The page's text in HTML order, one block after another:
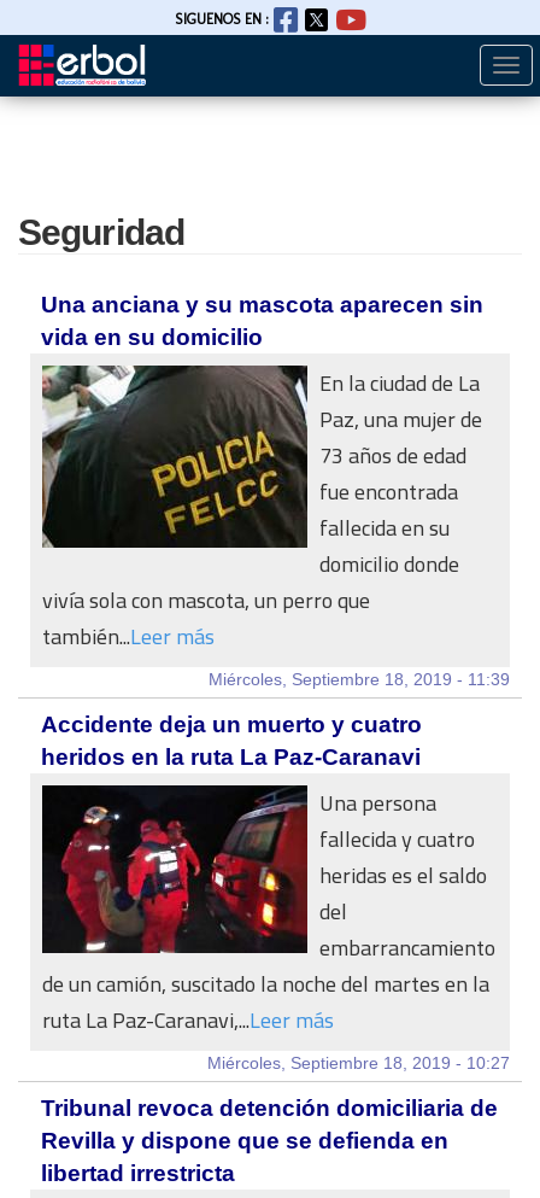
Pasar
SIGUENOS EN :
Seguridad
Una anciana y su mascota aparecen sin
vida en su domicilio
En la ciudad de La
Paz, una mujer de
73 años de edad
fue encontrada
fallecida en su
domicilio donde
vivía sola con mascota, un perro que
también...Leer más
Miércoles, Septiembre 18, 2019 - 11:39
Accidente deja un muerto y cuatro
heridos en la ruta La Paz-Caranavi
Una persona
fallecida y cuatro
heridas es el saldo
del
embarrancamiento
de un camión, suscitado la noche del martes en la
ruta La Paz-Caranavi,...Leer más
Miércoles, Septiembre 18, 2019 - 10:27
Tribunal revoca detención domiciliaria de
Revilla y dispone que se defienda en
libertad irrestricta